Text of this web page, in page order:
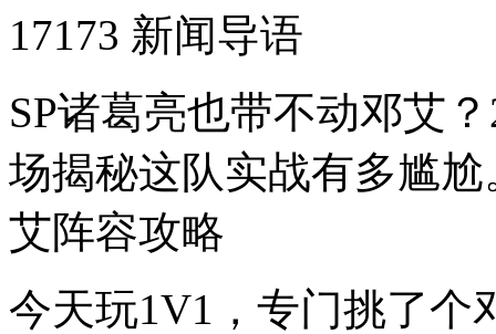
17173 新闻导语
SP诸葛亮也带不动邓艾
场揭秘这队实战有多尴
艾阵容攻略
今天玩1V1，专门挑了个